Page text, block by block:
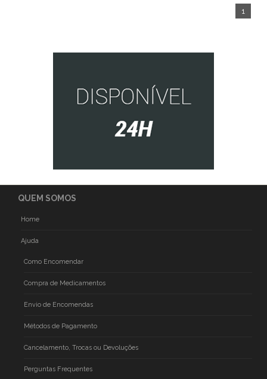
1
QUEM SOMOS
Home
Ajuda
Como Encomendar
Compra de Medicamentos
Envio de Encomendas
Métodos de Pagamento
Cancelamento, Trocas ou Devoluções
Perguntas Frequentes